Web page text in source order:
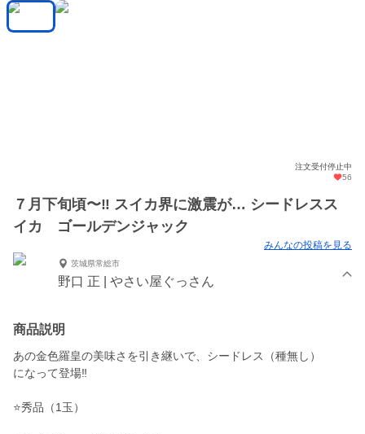
注文受付停止中
56
７月下旬頃〜‼️ スイカ界に激震が… シードレスス
イカ ゴールデンジャック
みんなの投稿を見る
茨城県常総市
野口 正 | やさい屋ぐっさん
商品説明
あの金色羅皇の美味さを引き継いで、シードレス（種無し）
になって登場‼️
⭐️秀品（1玉）